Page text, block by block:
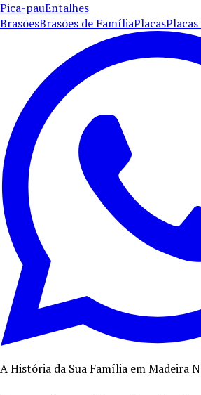
Pica-pauEntalhes
BrasõesBrasões de FamíliaPlacas
A História da Sua Família em Madeira